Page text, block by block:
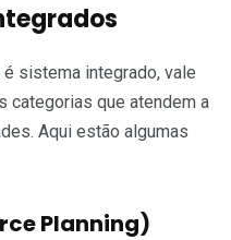
sistema integrado, vale
categorias que atendem a
Aqui estão algumas
Planning)